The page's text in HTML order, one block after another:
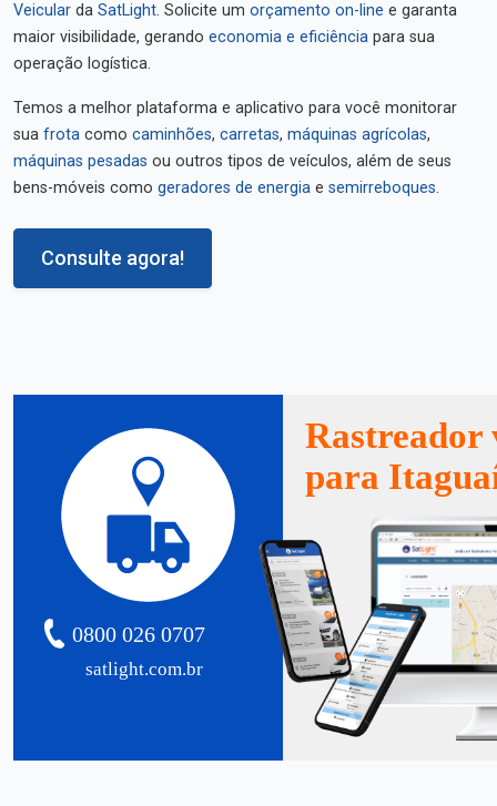
Veicular da SatLight. Solicite um orçamento on-line e garanta
maior visibilidade, gerando economia e eficiência para sua
operação logística.
Temos a melhor plataforma e aplicativo para você monitorar
sua frota como caminhões, carretas, máquinas agrícolas,
máquinas pesadas ou outros tipos de veículos, além de seus
bens-móveis como geradores de energia e semirreboques.
Consulte agora!
satlight.com.br
0800 026 0707
Rastreador
para